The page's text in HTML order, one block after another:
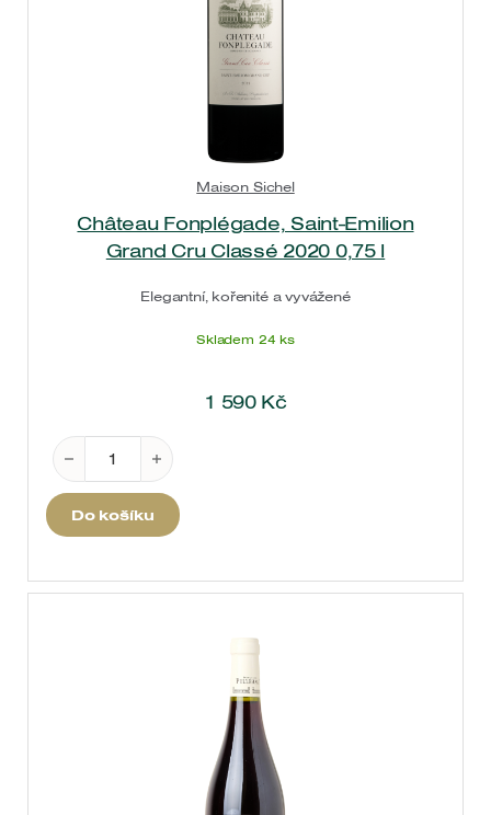
Maison Sichel
Château Fonplégade, Saint-Emilion
Grand Cru Classé 2020 0,75 l
Elegantní, kořenité a vyvážené
Skladem 24 ks
1 590 Kč
Château Fonplégade, Saint-Emilion Grand Cru
Do košíku